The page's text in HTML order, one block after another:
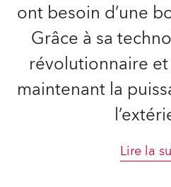
ont besoin d’une
Grâce à sa
révolutionnaire
maintenant la
Lire la